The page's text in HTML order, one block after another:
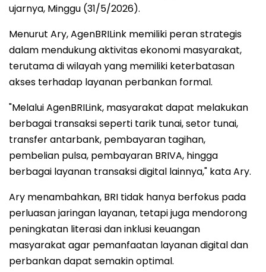
ujarnya, Minggu (31/5/2026).
Menurut Ary, AgenBRILink memiliki peran strategis
dalam mendukung aktivitas ekonomi masyarakat,
terutama di wilayah yang memiliki keterbatasan
akses terhadap layanan perbankan formal.
"Melalui AgenBRILink, masyarakat dapat melakukan
berbagai transaksi seperti tarik tunai, setor tunai,
transfer antarbank, pembayaran tagihan,
pembelian pulsa, pembayaran BRIVA, hingga
berbagai layanan transaksi digital lainnya," kata Ary.
Ary menambahkan, BRI tidak hanya berfokus pada
perluasan jaringan layanan, tetapi juga mendorong
peningkatan literasi dan inklusi keuangan
masyarakat agar pemanfaatan layanan digital dan
perbankan dapat semakin optimal.